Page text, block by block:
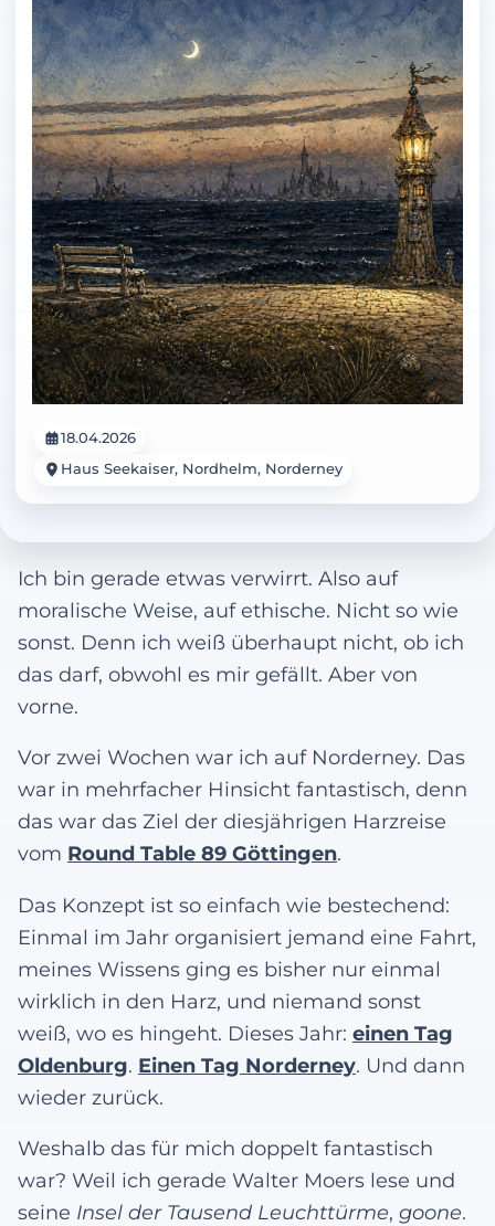
18.04.2026
Haus Seekaiser, Nordhelm, Norderney
Ich bin gerade etwas verwirrt. Also auf
moralische Weise, auf ethische. Nicht so wie
sonst. Denn ich weiß überhaupt nicht, ob ich
das darf, obwohl es mir gefällt. Aber von
vorne.
Vor zwei Wochen war ich auf Norderney. Das
war in mehrfacher Hinsicht fantastisch, denn
das war das Ziel der diesjährigen Harzreise
vom Round Table 89 Göttingen.
Das Konzept ist so einfach wie bestechend:
Einmal im Jahr organisiert jemand eine Fahrt,
meines Wissens ging es bisher nur einmal
wirklich in den Harz, und niemand sonst
weiß, wo es hingeht. Dieses Jahr: einen Tag
Oldenburg. Einen Tag Norderney. Und dann
wieder zurück.
Weshalb das für mich doppelt fantastisch
war? Weil ich gerade Walter Moers lese und
seine Insel der Tausend Leuchttürme, goone.